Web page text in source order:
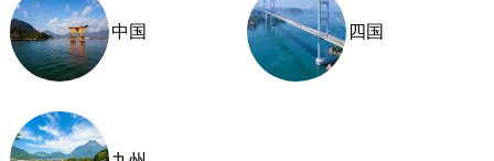
中国 四国